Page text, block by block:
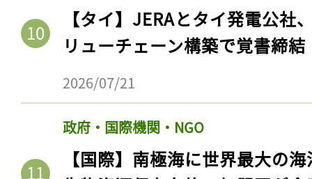
【タイ】JERAとタイ発電公社
リューチェーン構築で覚書締結
2026/07/21
政府・国際機関・NGO
【国際】南極海に世界最大の